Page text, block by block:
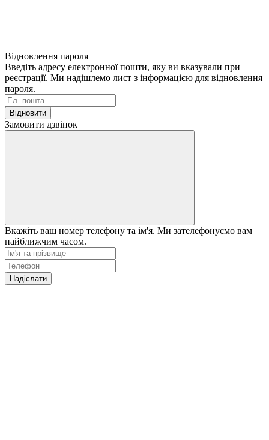
Відновлення пароля
Введіть адресу електронної пошти, яку ви вказували при
реєстрації. Ми надішлемо лист з інформацією для відновлення
пароля.
Відновити
Замовити дзвінок
Вкажіть ваш номер телефону та ім'я. Ми зателефонуємо вам
найближчим часом.
Надіслати